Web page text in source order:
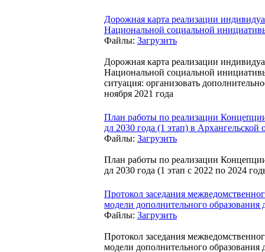
Дорожная карта реализации
Национальной социальной
Файлы: Загрузить
Дорожная карта реализации
Национальной социальной
ситуация: организовать
ноября 2021 года
План работы по реализации
дл 2030 года (1 этап) в Архангельской
Файлы: Загрузить
План работы по реализации
дл 2030 года (1 этап с 2022 по 2024
Протокол заседания
модели дополнительного образования
Файлы: Загрузить
Протокол заседания
модели дополнительного образования